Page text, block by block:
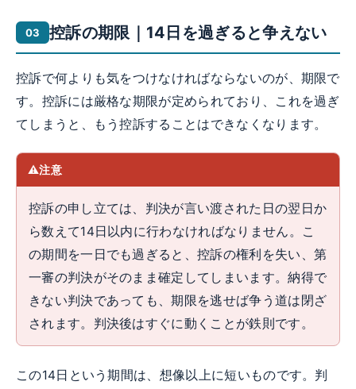
控訴の期限｜14日を過ぎると争えない
控訴で何よりも気をつけなければならないのが、期限で
す。控訴には厳格な期限が定められており、これを過ぎ
てしまうと、もう控訴することはできなくなります。
注意
控訴の申し立ては、判決が言い渡された日の翌日か
ら数えて14日以内に行わなければなりません。こ
の期間を一日でも過ぎると、控訴の権利を失い、第
一審の判決がそのまま確定してしまいます。納得で
きない判決であっても、期限を逃せば争う道は閉ざ
されます。判決後はすぐに動くことが鉄則です。
この14日という期間は、想像以上に短いものです。判